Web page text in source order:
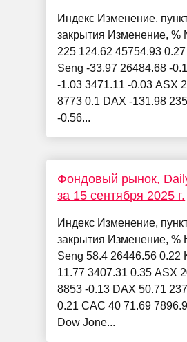
Индекс Изменение,
закрытия Изменение, %
225 124.62 45754.93
Seng -33.97 26484.68 -
-1.03 3471.11 -0.03 ASX
8773 0.1 DAX -131.98
-0.56...
Фондовый рынок,
за 15 сентября 2025 г.
Индекс Изменение,
закрытия Изменение, %
Seng 58.4 26446.56 0.22
11.77 3407.31 0.35 ASX
8853 -0.13 DAX 50.71
0.21 CAC 40 71.69
Dow Jone...